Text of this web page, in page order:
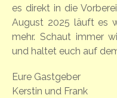
es direkt in die
August 2025 läuft es
mehr. Schaut immer
und haltet euch auf
Eure Gastgeber
Kerstin und Frank